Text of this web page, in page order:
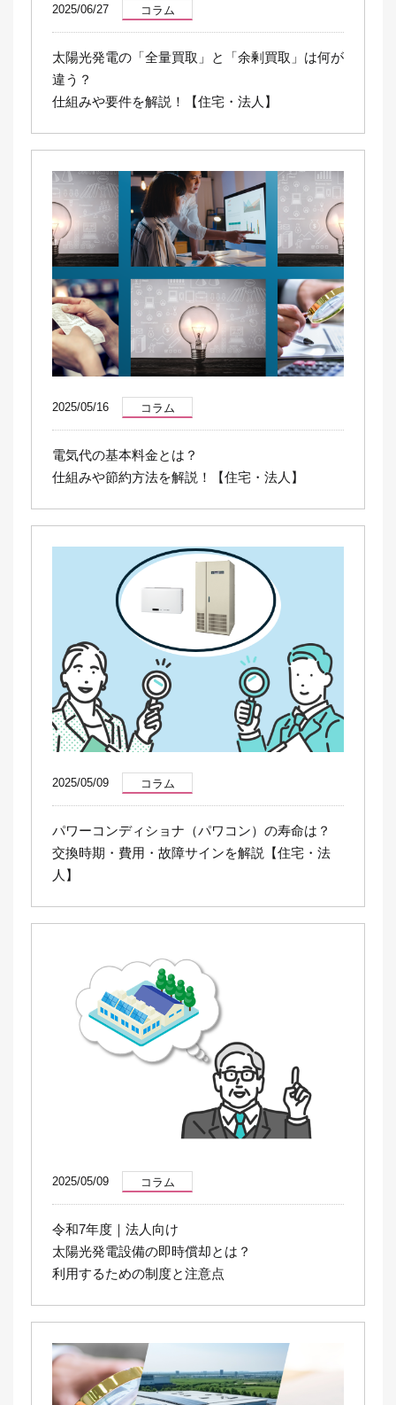
2025/06/27 コラム
太陽光発電の「全量買取」と「余剰買取」は何が
違う？
仕組みや要件を解説！【住宅・法人】
2025/05/16 コラム
電気代の基本料金とは？
仕組みや節約方法を解説！【住宅・法人】
2025/05/09 コラム
パワーコンディショナ（パワコン）の寿命は？
交換時期・費用・故障サインを解説【住宅・法
人】
2025/05/09 コラム
令和7年度｜法人向け
太陽光発電設備の即時償却とは？
利用するための制度と注意点